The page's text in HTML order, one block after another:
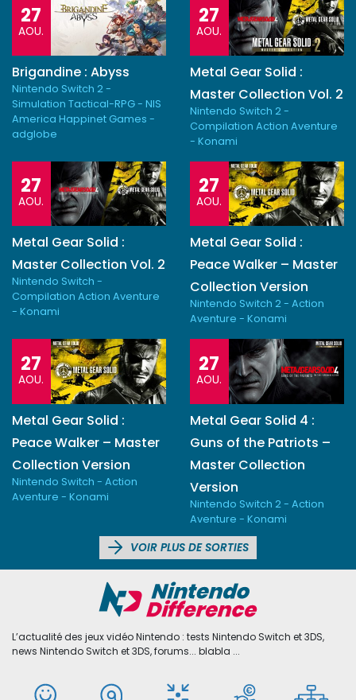
27
AOU.
Brigandine : Abyss
Nintendo Switch 2 -
Simulation Tactical-RPG - NIS
America Happinet Games -
adglobe
27
AOU.
Metal Gear Solid :
Master Collection Vol. 2
Nintendo Switch 2 -
Compilation Action Aventure
- Konami
27
AOU.
Metal Gear Solid :
Master Collection Vol. 2
Nintendo Switch -
Compilation Action Aventure
- Konami
27
AOU.
Metal Gear Solid :
Peace Walker – Master
Collection Version
Nintendo Switch 2 - Action
Aventure - Konami
27
AOU.
Metal Gear Solid :
Peace Walker – Master
Collection Version
Nintendo Switch - Action
Aventure - Konami
27
AOU.
Metal Gear Solid 4 :
Guns of the Patriots –
Master Collection
Version
Nintendo Switch 2 - Action
Aventure - Konami
VOIR PLUS DE SORTIES
L’actualité des jeux vidéo Nintendo : tests Nintendo Switch et 3DS,
news Nintendo Switch et 3DS, forums... blabla ...